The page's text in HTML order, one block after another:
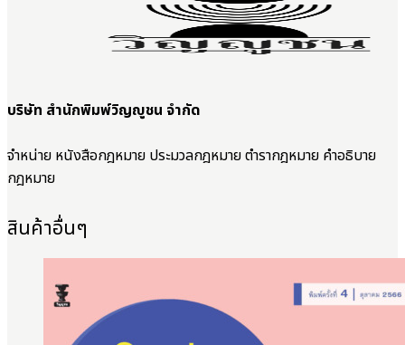
บริษัท สำนักพิมพ์วิญญูชน จำกัด
จำหน่าย หนังสือกฎหมาย ประมวลกฎหมาย ตำรากฎหมาย คำอธิบาย
กฎหมาย
สินค้าอื่นๆ